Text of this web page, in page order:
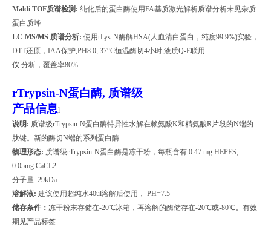
Maldi TOF质谱检测 : 纯化后的蛋白酶使用FA基质激光解析质谱分析未见杂质
蛋白质峰
LC-MS/MS 质谱分析: 使用rLys-N酶解HSA( 人血清白蛋白，纯度99.9%)实验，
DTT还原， IAA保护 ,PH8.0, 37°C恒温酶切4小时 液质Q-E联用
仪 分析，覆盖率80%
rTrypsin-N蛋白酶, 质谱级
产品信息l
说明 : 质谱级rTrypsin-N蛋白酶特异性水解在赖氨酸K和精氨酸R 片段的N端的
肽键。新的酶切N端的系列蛋白酶
物理形态: 质谱级rTrypsin-N蛋白酶是冻干粉，每瓶含有 0.47 mg HEPES;
0.05mg CaCL2
分子量: 29kDa.
溶解液: 建议使用超纯水40ul溶解后使用， PH=7.5
储存条件： 冻干粉末存储在-20℃冰箱，再溶解的酶储存在-20℃或-80℃。有效
期见产品标签